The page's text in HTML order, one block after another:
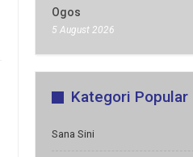
Ogos
5 August 2026
Kategori Popular
Sana Sini